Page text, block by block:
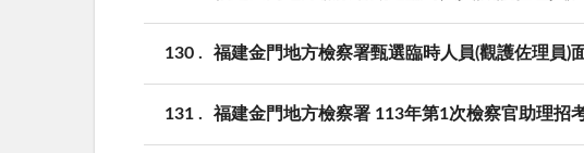
130 福建金門地方檢察署甄選臨時人員(觀護佐理員)
131 福建金門地方檢察署 113年第1次檢察官助理招